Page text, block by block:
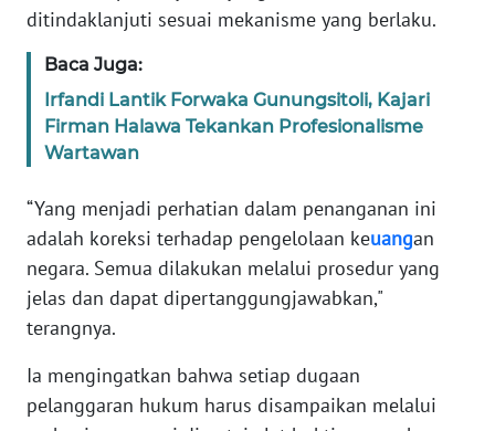
ditindaklanjuti sesuai mekanisme yang berlaku.
Baca Juga:
Irfandi Lantik Forwaka Gunungsitoli, Kajari
Firman Halawa Tekankan Profesionalisme
Wartawan
“Yang menjadi perhatian dalam penanganan ini
adalah koreksi terhadap pengelolaan keuangan
negara. Semua dilakukan melalui prosedur yang
jelas dan dapat dipertanggungjawabkan,"
terangnya.
Ia mengingatkan bahwa setiap dugaan
pelanggaran hukum harus disampaikan melalui
WN
SERAMBI
WN
JAMBI
SULTRA
WN
NTB
SULTENG